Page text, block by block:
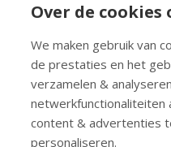
Over de cookies
We maken gebruik van
de prestaties en het
verzamelen &
netwerkfunctionaliteiten
content & advertenties
personaliseren.
Bibliotheek
Info en service
FAQ
Doneren
Privacy
Voorwaarden
Meedoen